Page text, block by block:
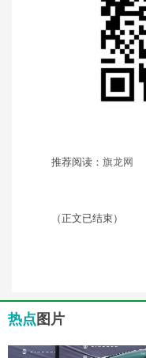
推荐阅读： 旗龙网
（正文已结束）
热点 图片